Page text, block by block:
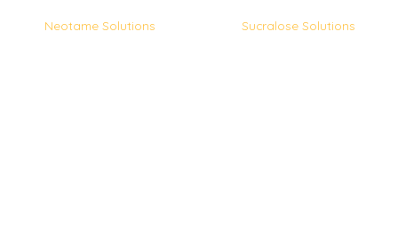
Neotame Solutions Sucralose Solutions